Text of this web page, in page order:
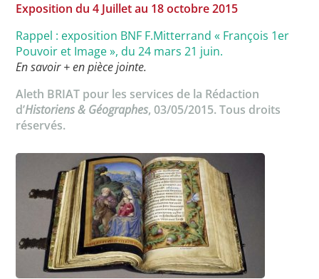
Exposition du 4 Juillet au 18 octobre 2015
Rappel : exposition BNF F.Mitterrand « François 1er
Pouvoir et Image », du 24 mars 21 juin.
En savoir + en pièce jointe.
Aleth BRIAT pour les services de la Rédaction
d’Historiens & Géographes, 03/05/2015. Tous droits
réservés.